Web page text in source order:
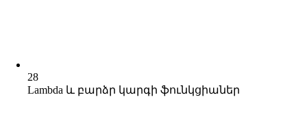
28
Lambda և բարձր կարգի ֆունկցիաներ